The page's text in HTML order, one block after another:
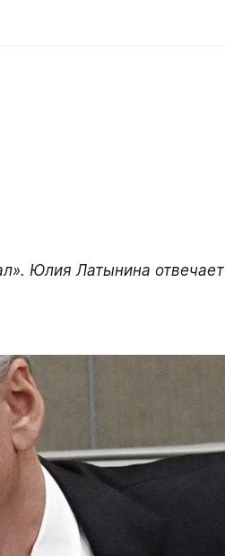
Юлия Латынина отвечает